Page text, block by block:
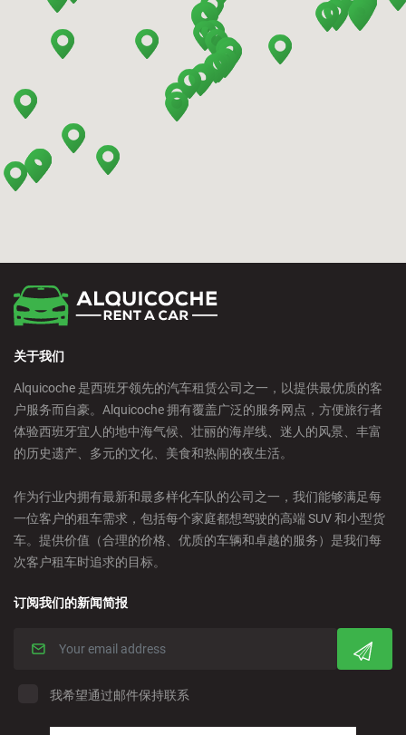
Benidorm - Downtown
Bilbao - Barakaldo
Bilbao - Airport
Calpe - Downtown
Castelldefels - City
Castellon - Train Station
Ciudad Real - Downtown
关于我们
Alquicoche 是西班牙领先的汽车租赁公司之一，以提供最优质的客
户服务而自豪。Alquicoche 拥有覆盖广泛的服务网点，方便旅行者
体验西班牙宜人的地中海气候、壮丽的海岸线、迷人的风景、丰富
的历史遗产、多元的文化、美食和热闹的夜生活。
作为行业内拥有最新和最多样化车队的公司之一，我们能够满足每
一位客户的租车需求，包括每个家庭都想驾驶的高端 SUV 和小型货
车。提供价值（合理的价格、优质的车辆和卓越的服务）是我们每
次客户租车时追求的目标。
订阅我们的新闻简报
我希望通过邮件保持联系